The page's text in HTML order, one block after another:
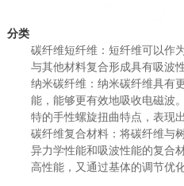
分类
碳纤维短纤维：短纤维可以作
与其他材料复合形成具有吸波
纳米碳纤维：纳米碳纤维具有
能，能够更有效地吸收电磁波
特的手性螺旋扭曲特点，表现
碳纤维复合材料：将碳纤维与
异力学性能和吸波性能的复合
高性能，又通过基体的调节优